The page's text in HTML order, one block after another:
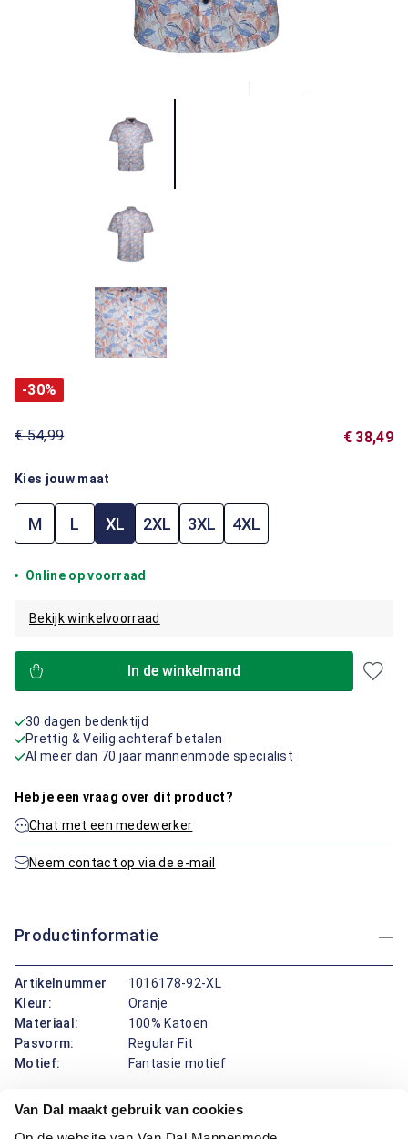
Van Dal maakt gebruik van cookies
-30%
€ 54,99 € 38,49
Kies jouw maat
M L XL 2XL 3XL 4XL
Online op voorraad
Bekijk winkelvoorraad
In de winkelmand
30 dagen bedenktijd
Prettig & Veilig achteraf betalen
Al meer dan 70 jaar mannenmode specialist
Heb je een vraag over dit product?
Chat met een medewerker
Neem contact op via de e-mail
Productinformatie
Artikelnummer
1016178-92-XL
Kleur:
Oranje
Materiaal:
100% Katoen
Pasvorm:
Regular Fit
Motief:
Fantasie motief
Dit overhemd korte mouw van Bartlett Active draagt prettig
en ziet er fris uit. De button-down boord blijft netjes in vorm,